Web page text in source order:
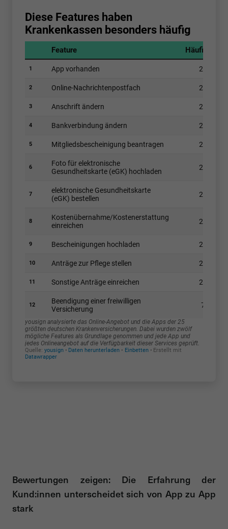
Bewertungen zeigen: Die Erfahrung der
Kund:innen unterscheidet sich von App zu App
stark